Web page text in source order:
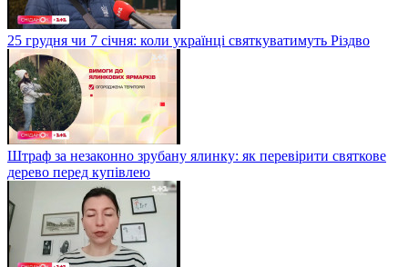
25 грудня чи 7 січня: коли українці святкуватимуть Різдво
Штраф за незаконно зрубану ялинку: як перевірити святкове
дерево перед купівлею